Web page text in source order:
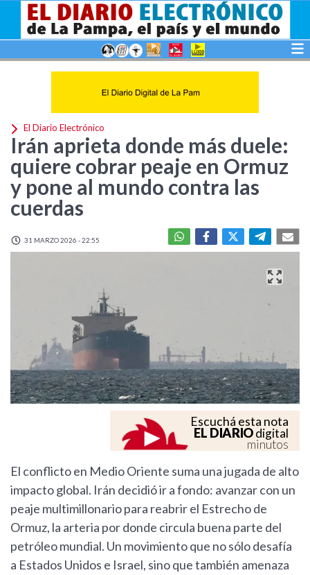
El Diario Electrónico
Irán aprieta donde más duele:
quiere cobrar peaje en Ormuz
y pone al mundo contra las
cuerdas
31 MARZO 2026 - 22:55
Escuchá esta nota
EL DIARIOdigital
minutos
El conflicto en Medio Oriente suma una jugada de alto
impacto global. Irán decidió ir a fondo: avanzar con un
peaje multimillonario para reabrir el Estrecho de
Ormuz, la arteria por donde circula buena parte del
petróleo mundial. Un movimiento que no sólo desafía
a Estados Unidos e Israel, sino que también amenaza